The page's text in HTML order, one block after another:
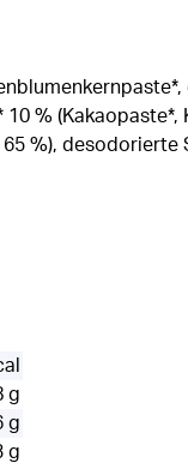
% (Kakaopaste*,
%), desodorierte
g
g
g